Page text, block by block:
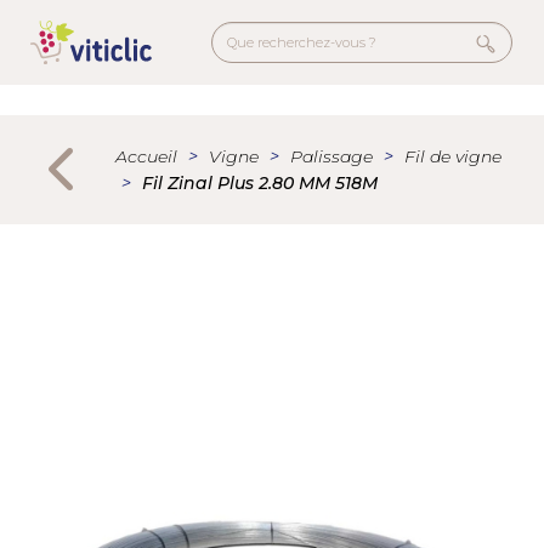
contenu
Accueil Vigne Palissage
Fil de vigne
Fil Zinal Plus 2.80 MM 518M